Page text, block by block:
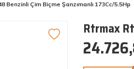
Benzinli Çim Biçme Şanzımanlı 173Cc/5.5Hp
Rtrmax